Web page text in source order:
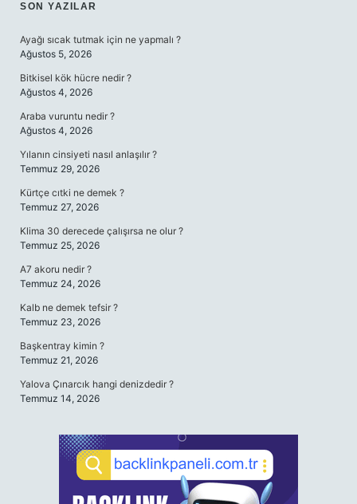
SIDEBAR
SON YAZILAR
Ayağı sıcak tutmak için ne yapmalı ?
Ağustos 5, 2026
Bitkisel kök hücre nedir ?
Ağustos 4, 2026
Araba vuruntu nedir ?
Ağustos 4, 2026
Yılanın cinsiyeti nasıl anlaşılır ?
Temmuz 29, 2026
Kürtçe cıtki ne demek ?
Temmuz 27, 2026
Klima 30 derecede çalışırsa ne olur ?
Temmuz 25, 2026
A7 akoru nedir ?
Temmuz 24, 2026
Kalb ne demek tefsir ?
Temmuz 23, 2026
Başkentray kimin ?
Temmuz 21, 2026
Yalova Çınarcık hangi denizdedir ?
Temmuz 14, 2026